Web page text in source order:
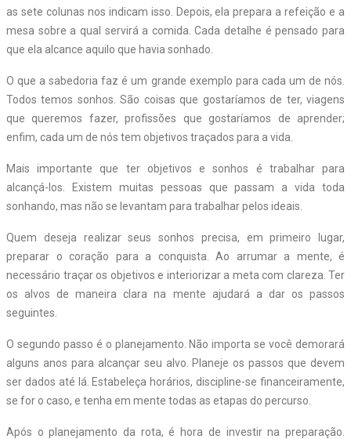
as sete colunas nos indicam isso. Depois, ela prepara a refeição e a
mesa sobre a qual servirá a comida. Cada detalhe é pensado para
que ela alcance aquilo que havia sonhado.
O que a sabedoria faz é um grande exemplo para cada um de nós.
Todos temos sonhos. São coisas que gostaríamos de ter, viagens
que queremos fazer, profissões que gostaríamos de aprender;
enfim, cada um de nós tem objetivos traçados para a vida.
Mais importante que ter objetivos e sonhos é trabalhar para
alcançá-los. Existem muitas pessoas que passam a vida toda
sonhando, mas não se levantam para trabalhar pelos ideais.
Quem deseja realizar seus sonhos precisa, em primeiro lugar,
preparar o coração para a conquista. Ao arrumar a mente, é
necessário traçar os objetivos e interiorizar a meta com clareza. Ter
os alvos de maneira clara na mente ajudará a dar os passos
seguintes.
O segundo passo é o planejamento. Não importa se você demorará
alguns anos para alcançar seu alvo. Planeje os passos que devem
ser dados até lá. Estabeleça horários, discipline-se financeiramente,
se for o caso, e tenha em mente todas as etapas do percurso.
Após o planejamento da rota, é hora de investir na preparação.